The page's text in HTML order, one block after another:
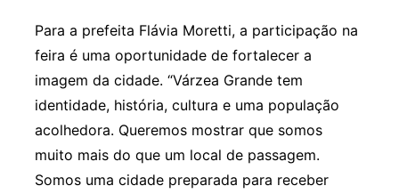
Para a prefeita Flávia Moretti, a participação na
feira é uma oportunidade de fortalecer a
imagem da cidade. “Várzea Grande tem
identidade, história, cultura e uma população
acolhedora. Queremos mostrar que somos
muito mais do que um local de passagem.
Somos uma cidade preparada para receber